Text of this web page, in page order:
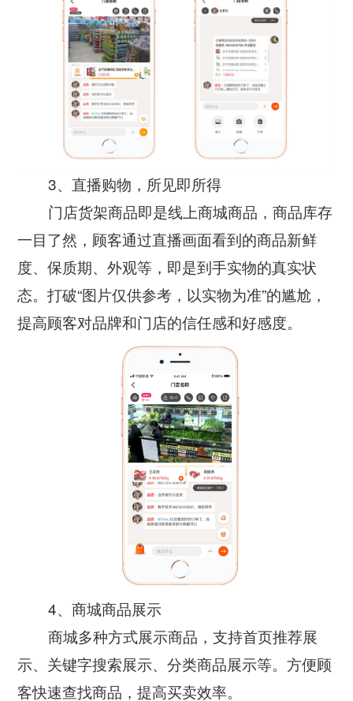
3、直播购物，所见即所得
门店货架商品即是线上商城商品，商品库存
一目了然，顾客通过直播画面看到的商品新鲜
度、保质期、外观等，即是到手实物的真实状
态。打破“图片仅供参考，以实物为准”的尴尬，
提高顾客对品牌和门店的信任感和好感度。
4、商城商品展示
商城多种方式展示商品，支持首页推荐展
示、关键字搜索展示、分类商品展示等。方便顾
客快速查找商品，提高买卖效率。